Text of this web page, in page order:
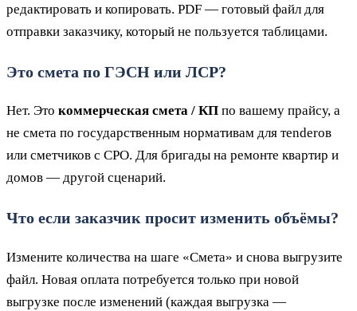
редактировать и копировать. PDF — готовый файл для
отправки заказчику, который не пользуется таблицами.
Это смета по ГЭСН или ЛСР?
Нет. Это коммерческая смета / КП по вашему прайсу, а
не смета по государственным нормативам для тenderов
или сметчиков с СРО. Для бригады на ремонте квартир и
домов — другой сценарий.
Что если заказчик просит изменить объёмы?
Измените количества на шаге «Смета» и снова выгрузите
файл. Новая оплата потребуется только при новой
выгрузке после изменений (каждая выгрузка —